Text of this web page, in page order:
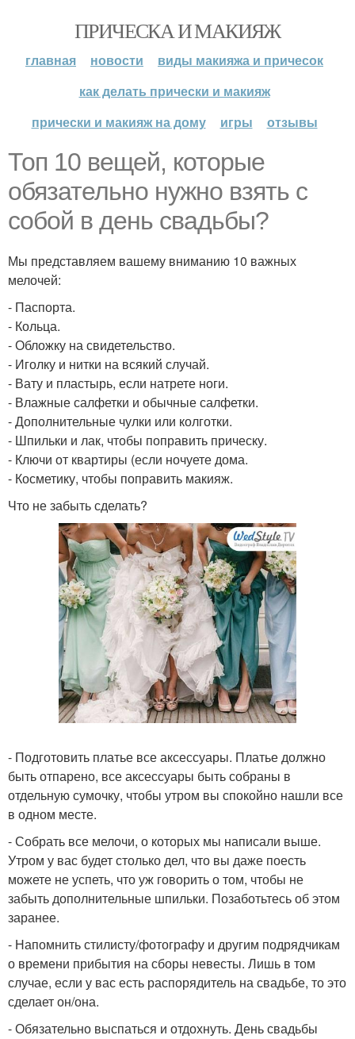
ПРИЧЕСКА И МАКИЯЖ
главная новости
виды макияжа и причесок
как делать прически и макияж
прически и макияж на дому
игры отзывы
Топ 10 вещей, которые
обязательно нужно взять с
собой в день свадьбы?
Мы представляем вашему вниманию 10 важных
мелочей:
- Паспорта.
- Кольца.
- Обложку на свидетельство.
- Иголку и нитки на всякий случай.
- Вату и пластырь, если натрете ноги.
- Влажные салфетки и обычные салфетки.
- Дополнительные чулки или колготки.
- Шпильки и лак, чтобы поправить прическу.
- Ключи от квартиры (если ночуете дома.
- Косметику, чтобы поправить макияж.
Что не забыть сделать?
- Подготовить платье все аксессуары. Платье должно
быть отпарено, все аксессуары быть собраны в
отдельную сумочку, чтобы утром вы спокойно нашли все
в одном месте.
- Собрать все мелочи, о которых мы написали выше.
Утром у вас будет столько дел, что вы даже поесть
можете не успеть, что уж говорить о том, чтобы не
забыть дополнительные шпильки. Позаботьтесь об этом
заранее.
- Напомнить стилисту/фотографу и другим подрядчикам
о времени прибытия на сборы невесты. Лишь в том
случае, если у вас есть распорядитель на свадьбе, то это
сделает он/она.
- Обязательно выспаться и отдохнуть. День свадьбы